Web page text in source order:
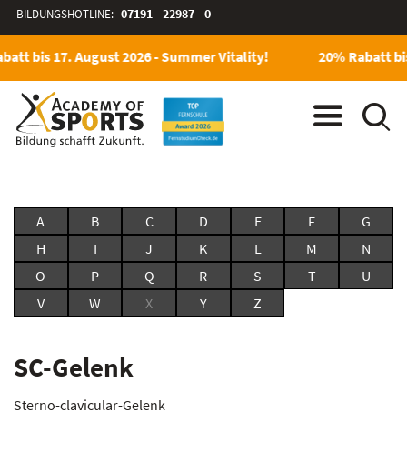
BILDUNGSHOTLINE: 07191 - 22987 - 0
bis 17. August 2026 - Summer Vitality! 20% Rabatt
A B C D E F
G
H
I J K L M
N
O
P Q R S T
U
V
W X Y Z
SC-Gelenk
Sterno-clavicular-Gelenk